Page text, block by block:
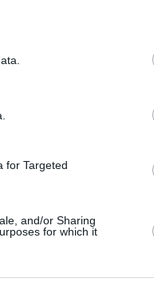
for Targeted
and/or Sharing
for which it
θα έμπαιναν οι
εξάλλου κατά
της Μέσης
επίθεση
επηρέασε το
όμως ότι η
έκκληση του
πρόεδρο